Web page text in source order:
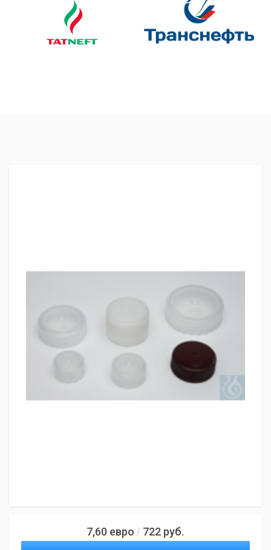
7,60 евро / 722 руб.